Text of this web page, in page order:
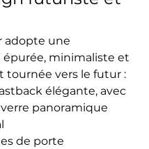
adopte une
minimaliste et
tournée vers le futur :
élégante, avec
panoramique
de porte